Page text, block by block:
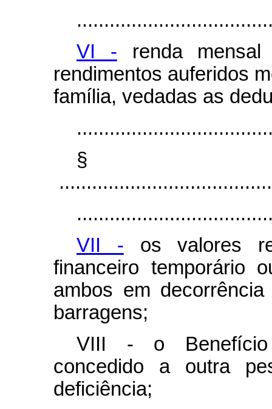
VI - renda
rendimentos auferidos
família, vedadas as
§
VII - os valores
financeiro temporário
ambos em
barragens;
VIII - o Benefício
concedido a outra
deficiência;